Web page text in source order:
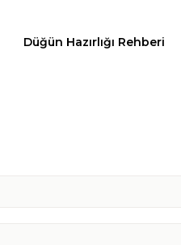
Düğün Hazırlığı Rehberi